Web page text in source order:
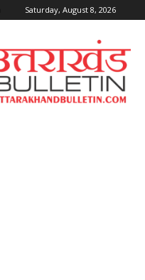
Saturday, August 8, 2026
Uttarakahnd
Bulletin